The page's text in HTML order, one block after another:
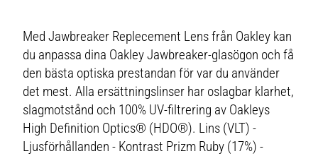
Med Jawbreaker Replecement Lens från Oakley kan
du anpassa dina Oakley Jawbreaker-glasögon och få
den bästa optiska prestandan för var du använder
det mest. Alla ersättningslinser har oslagbar klarhet,
slagmotstånd och 100% UV-filtrering av Oakleys
High Definition Optics® (HDO®). Lins (VLT) -
Ljusförhållanden - Kontrast Prizm Ruby (17%) -